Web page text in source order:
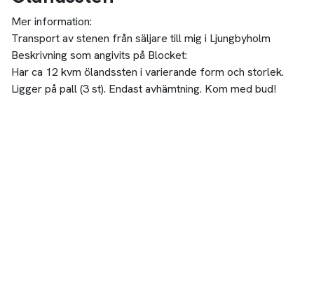
Mer information:
Transport av stenen från säljare till mig i Ljungbyholm
Beskrivning som angivits på Blocket:
Har ca 12 kvm ölandssten i varierande form och storlek.
Ligger på pall (3 st). Endast avhämtning. Kom med bud!